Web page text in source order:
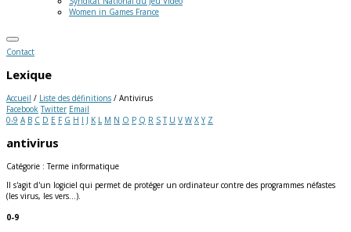
Women in Games France
Contact
Lexique
Accueil / Liste des définitions / Antivirus
Facebook Twitter Email
0-9 A B C D E F G H I J K L M N O P Q R S T U V W X Y Z
antivirus
Catégorie : Terme informatique
Il s'agit d'un logiciel qui permet de protéger un ordinateur contre des programmes néfastes
(les virus, les vers...).
0-9